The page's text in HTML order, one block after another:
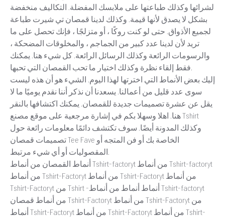
لشرائها وكذلك طباعتها على ملابسك المفضلة. التكاليف منخفضة
بشكل لا يصدق لأنها قيمة. وكذلك لدينا قمصان تي شيرت طباعة
لجميع الأذواق. حتى لو كنت روكًا ، أو متزلجًا ، فإنك تحصل على ما
تريد لأن لدينا عدد كبير من الجماجم ، والمخلوقات المضحكة ،
والرسومات الرائعة وكذلك الرسائل الرائعة. كل شيء هنا. يمكنك
فقط إلقاء نظرة وكذلك اختيار ما تحب القمصان التي تحبها.
إليك بعض الأنماط التي اخترتها لهذا اليوم. الشيء هو أن هذه ليست
سوى عدد قليل من أعمالنا. يسعدنا أن نذكر أننا نقدم يوميًا ما لا
يقل عن عشرة تصميمات جديدة للقمصان. يمكنك اكتشافها بالنقر
هنا. اهلا وسهلا بكم في إشارة مرجعية على موقع مصنع Tshirt
وكذلك المدونة أيضًا. سوف تكتشف دائمًا معلومات رائعة حول
تصميمات قمصان Tee Fave الخاصة بك أو فن المتجه أو
المقصوليات أو أي شيء مرتبط.
أنماط القمصان من أنماط Tshirt-factoryt من أنماط Tshirt-factoryt
من أنماط Tshirt-Factoryt من أنماط Tshirt-Factoryt من أنماط
Tshirt-Factoryt من Tshirt -أنماط أنماط من أنماط Tshirt-factoryt
من أنماط قمصان Tshirt-Factoryt من أنماط Tshirt-Factoryt من
أنماط Tshirt-Factoryt من أنماط Tshirt-Factoryt من أنماط Tshirt-